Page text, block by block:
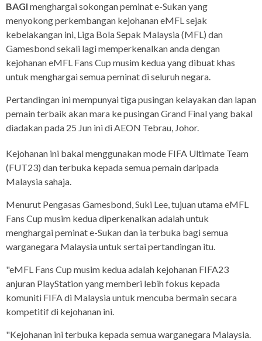
BAGI menghargai sokongan peminat e-Sukan yang
menyokong perkembangan kejohanan eMFL sejak
kebelakangan ini, Liga Bola Sepak Malaysia (MFL) dan
Gamesbond sekali lagi memperkenalkan anda dengan
kejohanan eMFL Fans Cup musim kedua yang dibuat khas
untuk menghargai semua peminat di seluruh negara.
Pertandingan ini mempunyai tiga pusingan kelayakan dan lapan
pemain terbaik akan mara ke pusingan Grand Final yang bakal
diadakan pada 25 Jun ini di AEON Tebrau, Johor.
Kejohanan ini bakal menggunakan mode FIFA Ultimate Team
(FUT23) dan terbuka kepada semua pemain daripada
Malaysia sahaja.
Menurut Pengasas Gamesbond, Suki Lee, tujuan utama eMFL
Fans Cup musim kedua diperkenalkan adalah untuk
menghargai peminat e-Sukan dan ia terbuka bagi semua
warganegara Malaysia untuk sertai pertandingan itu.
"eMFL Fans Cup musim kedua adalah kejohanan FIFA23
anjuran PlayStation yang memberi lebih fokus kepada
komuniti FIFA di Malaysia untuk mencuba bermain secara
kompetitif di kejohanan ini.
"Kejohanan ini terbuka kepada semua warganegara Malaysia.